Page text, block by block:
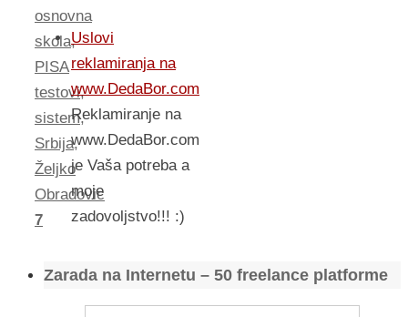
osnovna
skola,
PISA
testovi,
sistem,
Srbija,
Željko
Obradovic
7
Uslovi
reklamiranja na
www.DedaBor.com
Reklamiranje na
www.DedaBor.com
je Vaša potreba a
moje
zadovoljstvo!!! :)
Zarada na Internetu – 50 freelance platforme